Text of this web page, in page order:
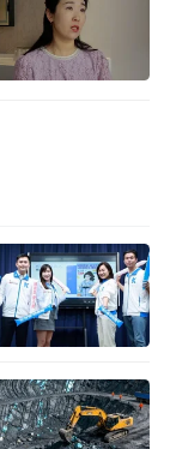
。网易互娱
技术不断提
常普遍的影
渐扩展至金
用场景。来
谨慎！此文